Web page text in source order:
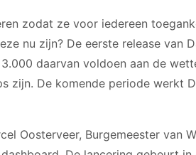
zodat ze voor iedereen
nu zijn? De eerste release van
daarvan voldoen aan de
zijn. De komende periode werkt
Oosterveer, Burgemeester van